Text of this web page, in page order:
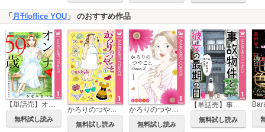
「月刊office YOU 」 のおすすめ作品
【単話売】オンナ59歳 熟れたり枯れたり恋したり
無料試し読み
かろりのつやごと
無料試し読み
かろりのつやごと Season2
無料試し読み
無料試し読み